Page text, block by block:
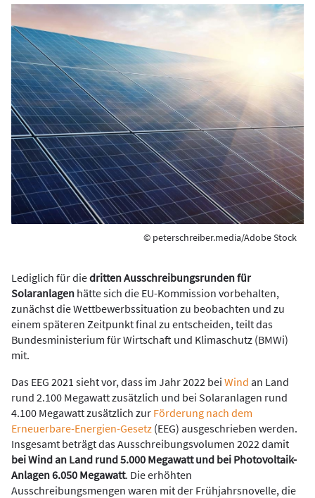
© peterschreiber.media/Adobe Stock
Lediglich für diedritten Ausschreibungsrunden für
Solaranlagen hätte sich die EU-Kommission vorbehalten,
zunächst die Wettbewerbssituation zu beobachten und zu
einem späteren Zeitpunkt final zu entscheiden, teilt das
Bundesministerium für Wirtschaft und Klimaschutz (BMWi)
mit.
Das EEG 2021 sieht vor, dass im Jahr 2022 bei Wind an Land
rund 2.100 Megawatt zusätzlich und bei Solaranlagen rund
4.100 Megawatt zusätzlich zur Förderung nach dem
Erneuerbare-Energien-Gesetz (EEG) ausgeschrieben werden.
Insgesamt beträgt das Ausschreibungsvolumen 2022 damit
bei Wind an Land rund 5.000 Megawatt und bei Photovoltaik-
Anlagen 6.050 Megawatt. Die erhöhten
Ausschreibungsmengen waren mit der Frühjahrsnovelle, die